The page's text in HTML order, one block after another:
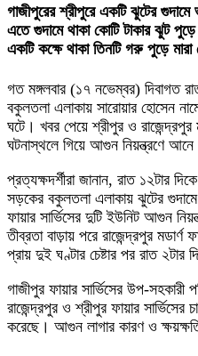
গাজীপুরের শ্রীপুরে একটি ঝুটের
এতে গুদামে থাকা কোটি টাকার ঝুট
একটি কক্ষে থাকা তিনটি গরু পুড়ে মারা
গত মঙ্গলবার (১৭ নভেম্বর) দিবাগত
বকুলতলা এলাকায় সারোয়ার হোসেন
ঘটে। খবর পেয়ে শ্রীপুর ও রাজেন্দ্রপুর
ঘটনাস্থলে গিয়ে আগুন নিয়ন্ত্রণে
প্রত্যক্ষদর্শীরা জানান, রাত ১২টার
সড়কের বকুলতলা এলাকায় ঝুটের
ফায়ার সার্ভিসের দুটি ইউনিট আগুন
তীব্রতা বাড়ায় পরে রাজেন্দ্রপুর
প্রায় দুই ঘণ্টার চেষ্টার পর রাত
গাজীপুর ফায়ার সার্ভিসের উপ-
রাজেন্দ্রপুর ও শ্রীপুর ফায়ার
করেছে। আগুন লাগার কারণ ও